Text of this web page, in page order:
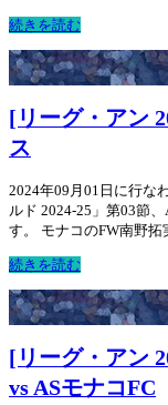
続きを読む
[リーグ・アン
ス
2024年09月01日に行な
ルド 2024-25」第03節
す。 モナコのFW南野
続きを読む
[リーグ・アン
vs ASモナコFC